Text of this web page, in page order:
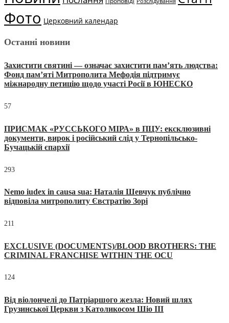
Фото Церковний календар
Останні новини
Захистити святині — означає захистити пам’ять людства:
Фонд пам’яті Митрополита Мефодія підтримує
міжнародну петицію щодо участі Росії в ЮНЕСКО
57
ПРИСМАК «РУССЬКОГО МІРА» в ПЦУ: ексклюзивні
документи, вирок і російський слід у Тернопільсько-
Бучацькій єпархії
293
Nemo iudex in causa sua: Наталія Шевчук публічно
відповіла митрополиту Євстратію Зорі
211
EXCLUSIVE (DOCUMENTS)/BLOOD BROTHERS: THE
CRIMINAL FRANCHISE WITHIN THE OCU
124
Від віолончелі до Патріаршого жезла: Новий шлях
Грузинської Церкви з Католикосом Шіо III